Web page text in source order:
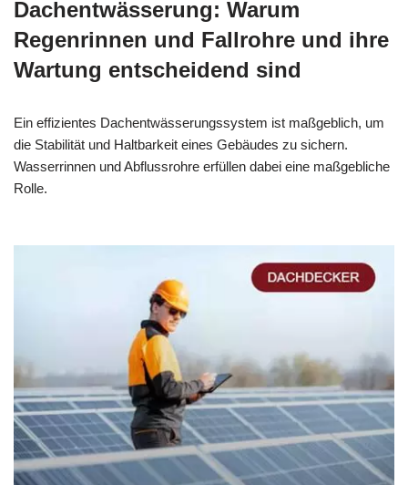
Dachentwässerung: Warum
Regenrinnen und Fallrohre und ihre
Wartung entscheidend sind
Ein effizientes Dachentwässerungssystem ist maßgeblich, um
die Stabilität und Haltbarkeit eines Gebäudes zu sichern.
Wasserrinnen und Abflussrohre erfüllen dabei eine maßgebliche
Rolle.